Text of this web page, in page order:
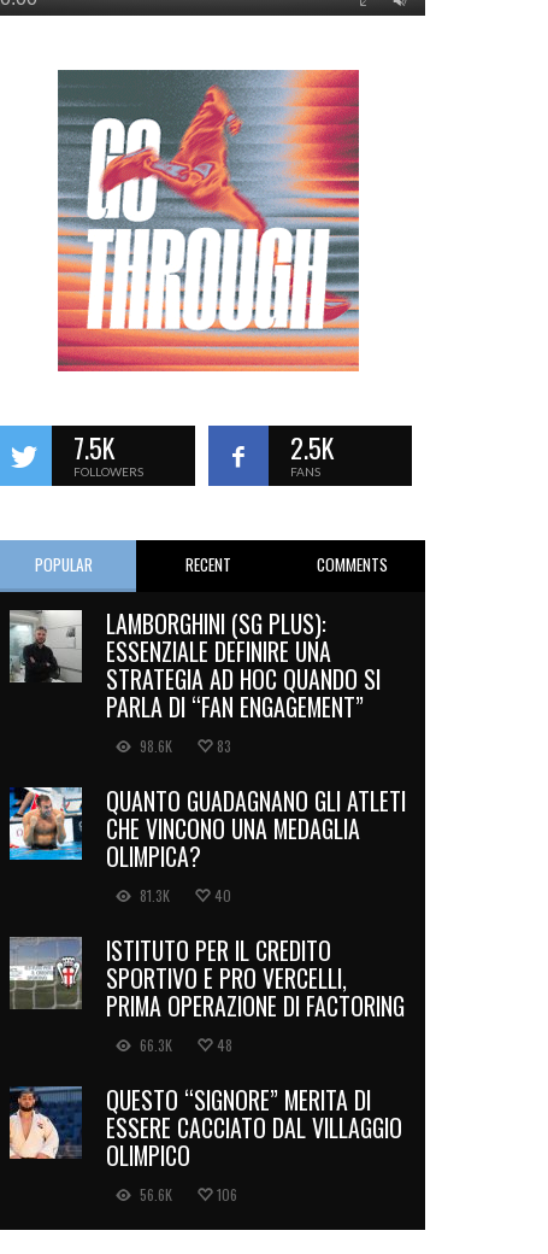
7.5K
FOLLOWERS
2.5K
FANS
POPULAR RECENT COMMENTS
LAMBORGHINI (SG PLUS):
ESSENZIALE DEFINIRE UNA
STRATEGIA AD HOC QUANDO SI
PARLA DI “FAN ENGAGEMENT”
98.6K 83
QUANTO GUADAGNANO GLI ATLETI
CHE VINCONO UNA MEDAGLIA
OLIMPICA?
81.3K 40
ISTITUTO PER IL CREDITO
SPORTIVO E PRO VERCELLI,
PRIMA OPERAZIONE DI FACTORING
66.3K 48
QUESTO “SIGNORE” MERITA DI
ESSERE CACCIATO DAL VILLAGGIO
OLIMPICO
56.6K 106